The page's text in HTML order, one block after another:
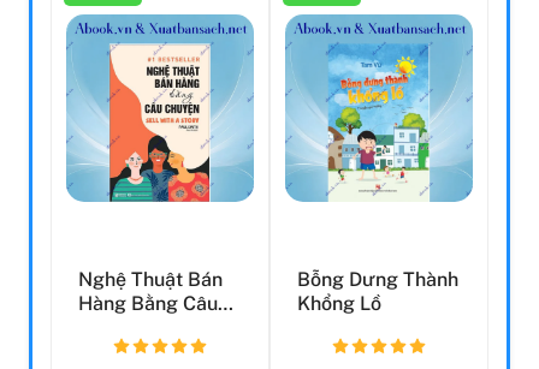
Nghệ Thuật Bán
Hàng Bằng Câu
2023)
Bỗng Dưng Thành
Khổng Lồ